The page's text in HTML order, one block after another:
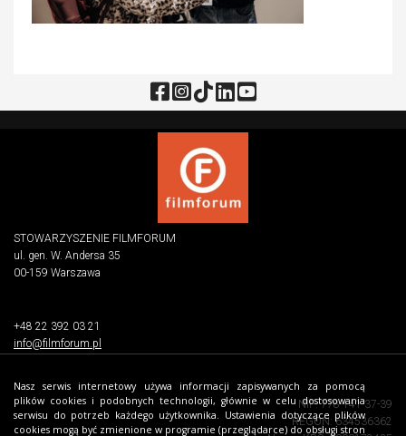
Nasz serwis internetowy używa informacji zapisywanych za pomocą
plików cookies i podobnych technologii, głównie w celu dostosowania
serwisu do potrzeb każdego użytkownika. Ustawienia dotyczące plików
cookies mogą być zmienione w programie (przeglądarce) do obsługi stron
STOWARZYSZENIE FILMFORUM
ul. gen. W. Andersa 35
00-159 Warszawa
+48 22 392 03 21
info@filmforum.pl
NIP: 778-141-37-39
REGON: 634536362